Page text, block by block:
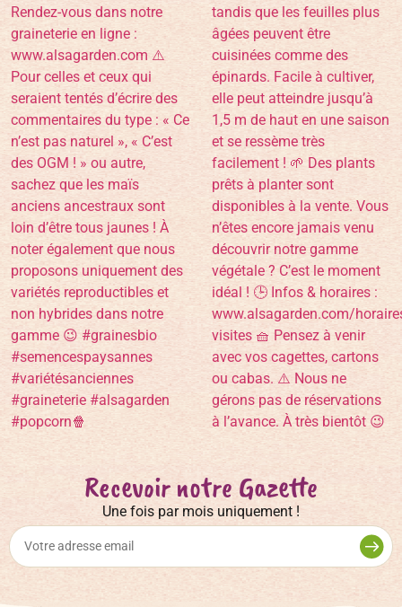
Recevoir notre Gazette
Une fois par mois uniquement !